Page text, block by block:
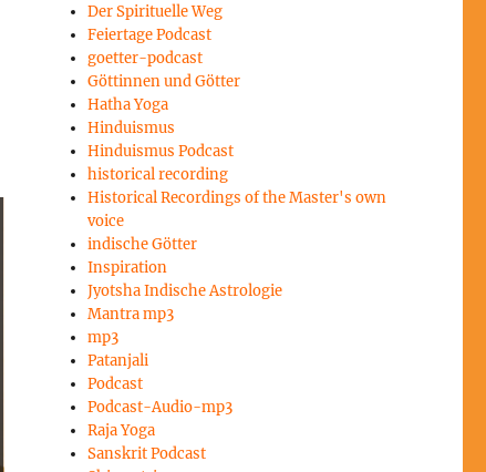
Der Spirituelle Weg
Feiertage Podcast
goetter-podcast
Göttinnen und Götter
Hatha Yoga
Hinduismus
Hinduismus Podcast
historical recording
Historical Recordings of the Master's own
voice
indische Götter
Inspiration
Jyotsha Indische Astrologie
Mantra mp3
mp3
Patanjali
Podcast
Podcast-Audio-mp3
Raja Yoga
Sanskrit Podcast